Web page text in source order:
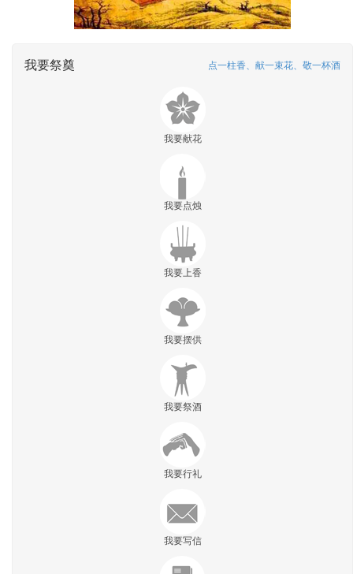
我要祭奠 点一柱香、献一束花、敬一杯酒
我要献花
我要点烛
我要上香
我要摆供
我要祭酒
我要行礼
我要写信